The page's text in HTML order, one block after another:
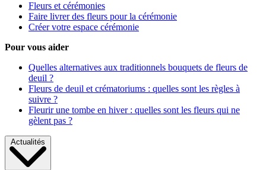
Fleurs et cérémonies
Faire livrer des fleurs pour la cérémonie
Créer votre espace cérémonie
Pour vous aider
Quelles alternatives aux traditionnels bouquets de fleurs de
deuil ?
Fleurs de deuil et crématoriums : quelles sont les règles à
suivre ?
Fleurir une tombe en hiver : quelles sont les fleurs qui ne
gèlent pas ?
Actualités